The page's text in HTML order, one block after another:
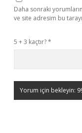
Daha sonraki
ve site adresim bu
5 + 3 kaçtır?*